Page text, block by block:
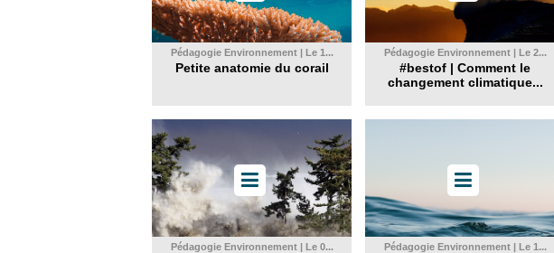
Pédagogie Environnement | Le 1...
Petite anatomie du corail
Pédagogie Environnement | Le 2...
#bestof | Comment le
changement climatique...
Pédagogie Environnement | Le 0... Pédagogie Environnement | Le 1...